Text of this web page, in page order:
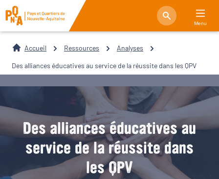
Menu
Accueil Ressources Analyses
Des alliances éducatives au service de la réussite dans les QPV
Des alliances éducatives au
service de la réussite dans
les QPV